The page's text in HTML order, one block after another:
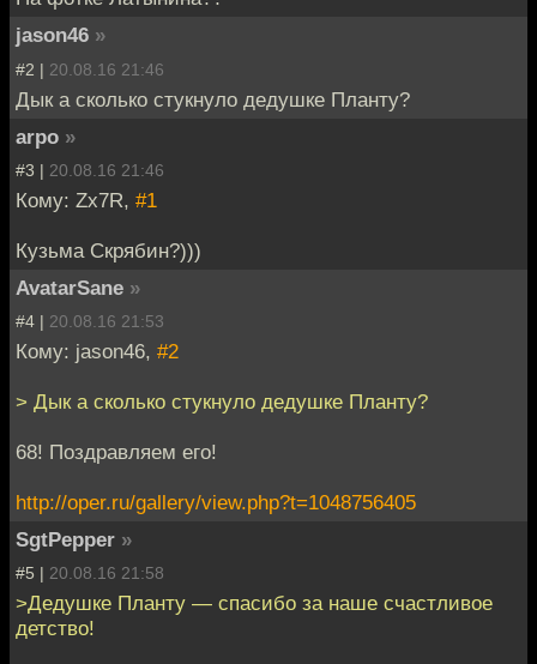
jason46 »
#2 | 20.08.16 21:46
Дык а сколько стукнуло дедушке Планту?
arpo »
#3 | 20.08.16 21:46
Кому: Zx7R, #1
Кузьма Скрябин?)))
AvatarSane »
#4 | 20.08.16 21:53
Кому: jason46, #2
> Дык а сколько стукнуло дедушке Планту?
68! Поздравляем его!
http://oper.ru/gallery/view.php?t=1048756405
SgtPepper »
#5 | 20.08.16 21:58
>Дедушке Планту — спасибо за наше счастливое
детство!